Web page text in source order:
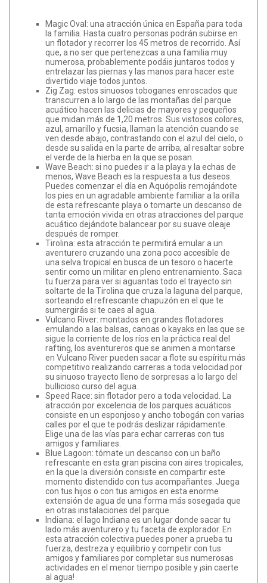
Magic Oval: una atracción única en España para toda
la familia. Hasta cuatro personas podrán subirse en
un flotador y recorrer los 45 metros de recorrido. Así
que, a no ser que pertenezcas a una familia muy
numerosa, probablemente podáis juntaros todos y
entrelazar las piernas y las manos para hacer este
divertido viaje todos juntos.
Zig Zag: estos sinuosos toboganes enroscados que
transcurren a lo largo de las montañas del parque
acuático hacen las delicias de mayores y pequeños
que midan más de 1,20 metros. Sus vistosos colores,
azul, amarillo y fucsia, llaman la atención cuando se
ven desde abajo, contrastando con el azul del cielo, o
desde su salida en la parte de arriba, al resaltar sobre
el verde de la hierba en la que se posan.
Wave Beach: si no puedes ir a la playa y la echas de
menos, Wave Beach es la respuesta a tus deseos.
Puedes comenzar el día en Aquópolis remojándote
los pies en un agradable ambiente familiar a la orilla
de esta refrescante playa o tomarte un descanso de
tanta emoción vivida en otras atracciones del parque
acuático dejándote balancear por su suave oleaje
después de romper.
Tirolina: esta atracción te permitirá emular a un
aventurero cruzando una zona poco accesible de
una selva tropical en busca de un tesoro o hacerte
sentir como un militar en pleno entrenamiento. Saca
tu fuerza para ver si aguantas todo el trayecto sin
soltarte de la Tirolina que cruza la laguna del parque,
sorteando el refrescante chapuzón en el que te
sumergirás si te caes al agua.
Vulcano River: montados en grandes flotadores
emulando a las balsas, canoas o kayaks en las que se
sigue la corriente de los ríos en la práctica real del
rafting, los aventureros que se animen a montarse
en Vulcano River pueden sacar a flote su espíritu más
competitivo realizando carreras a toda velocidad por
su sinuoso trayecto lleno de sorpresas a lo largo del
bullicioso curso del agua.
Speed Race: sin flotador pero a toda velocidad. La
atracción por excelencia de los parques acuáticos
consiste en un esponjoso y ancho tobogán con varias
calles por el que te podrás deslizar rápidamente.
Elige una de las vías para echar carreras con tus
amigos y familiares.
Blue Lagoon: tómate un descanso con un baño
refrescante en esta gran piscina con aires tropicales,
en la que la diversión consiste en compartir este
momento distendido con tus acompañantes. Juega
con tus hijos o con tus amigos en esta enorme
extensión de agua de una forma más sosegada que
en otras instalaciones del parque.
Indiana: el lago Indiana es un lugar donde sacar tu
lado más aventurero y tu faceta de explorador. En
esta atracción colectiva puedes poner a prueba tu
fuerza, destreza y equilibrio y competir con tus
amigos y familiares por completar sus numerosas
actividades en el menor tiempo posible y ¡sin caerte
al agua!